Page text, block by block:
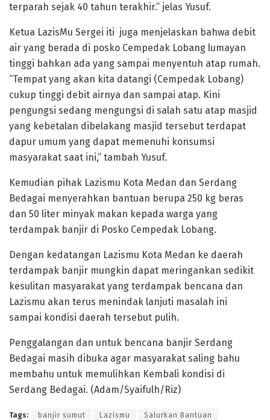
terparah sejak 40 tahun terakhir.” jelas Yusuf.
Ketua LazisMu Sergei iti juga menjelaskan bahwa debit
air yang berada di posko Cempedak Lobang lumayan
tinggi bahkan ada yang sampai menyentuh atap rumah.
“Tempat yang akan kita datangi (Cempedak Lobang)
cukup tinggi debit airnya dan sampai atap. Kini
pengungsi sedang mengungsi di salah satu atap masjid
yang kebetalan dibelakang masjid tersebut terdapat
dapur umum yang dapat memenuhi konsumsi
masyarakat saat ini,” tambah Yusuf.
Kemudian pihak Lazismu Kota Medan dan Serdang
Bedagai menyerahkan bantuan berupa 250 kg beras
dan 50 liter minyak makan kepada warga yang
terdampak banjir di Posko Cempedak Lobang.
Dengan kedatangan Lazismu Kota Medan ke daerah
terdampak banjir mungkin dapat meringankan sedikit
kesulitan masyarakat yang terdampak bencana dan
Lazismu akan terus menindak lanjuti masalah ini
sampai kondisi daerah tersebut pulih.
Penggalangan dan untuk bencana banjir Serdang
Bedagai masih dibuka agar masyarakat saling bahu
membahu untuk memulihkan Kembali kondisi di
Serdang Bedagai. (Adam/Syaifulh/Riz)
Tags: banjir sumut Lazismu Salurkan Bantuan